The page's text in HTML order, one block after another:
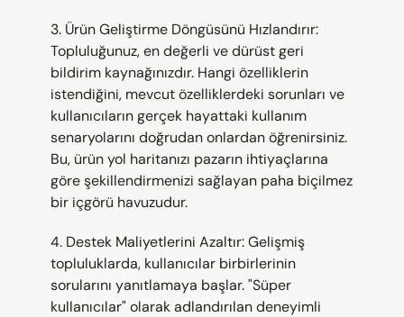
3. Ürün Geliştirme Döngüsünü Hızlandırır:
Topluluğunuz, en değerli ve dürüst geri
bildirim kaynağınızdır. Hangi özelliklerin
istendiğini, mevcut özelliklerdeki sorunları ve
kullanıcıların gerçek hayattaki kullanım
senaryolarını doğrudan onlardan öğrenirsiniz.
Bu, ürün yol haritanızı pazarın ihtiyaçlarına
göre şekillendirmenizi sağlayan paha biçilmez
bir içgörü havuzudur.
4. Destek Maliyetlerini Azaltır: Gelişmiş
topluluklarda, kullanıcılar birbirlerinin
sorularını yanıtlamaya başlar. "Süper
kullanıcılar" olarak adlandırılan deneyimli